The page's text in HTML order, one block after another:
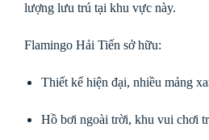
lượng lưu trú tại khu vực này.
Flamingo Hải Tiến sở hữu:
Thiết kế hiện đại, nhiều mảng
Hồ bơi ngoài trời, khu vui chơi